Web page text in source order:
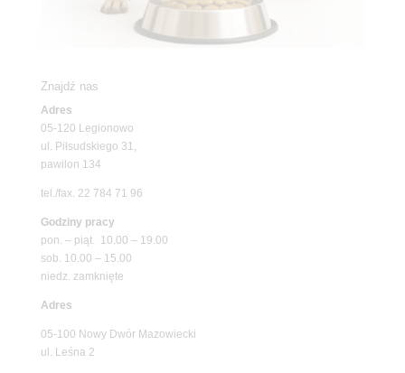
Znajdź nas
Adres
05-120 Legionowo
ul. Piłsudskiego 31,
pawilon 134
tel./fax. 22 784 71 96
Godziny pracy
pon. – piąt. 10.00 – 19.00
sob. 10.00 – 15.00
niedz. zamknięte
Adres
05-100 Nowy Dwór Mazowiecki
ul. Leśna 2